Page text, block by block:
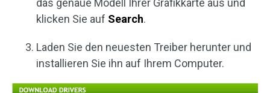
das genaue Modell Ihrer Grafikkarte aus und
klicken Sie auf Search.
Laden Sie den neuesten Treiber herunter und
installieren Sie ihn auf Ihrem Computer.